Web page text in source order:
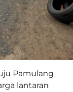
Pamulang
lantaran